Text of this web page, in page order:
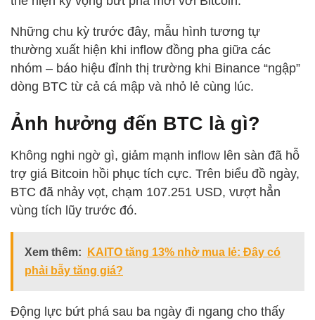
Những chu kỳ trước đây, mẫu hình tương tự
thường xuất hiện khi inflow đồng pha giữa các
nhóm – báo hiệu đỉnh thị trường khi Binance “ngập”
dòng BTC từ cả cá mập và nhỏ lẻ cùng lúc.
Ảnh hưởng đến BTC là gì?
Không nghi ngờ gì, giảm mạnh inflow lên sàn đã hỗ
trợ giá Bitcoin hồi phục tích cực. Trên biểu đồ ngày,
BTC đã nhảy vọt, chạm 107.251 USD, vượt hẳn
vùng tích lũy trước đó.
Xem thêm:
KAITO tăng 13% nhờ mua lẻ: Đây có
phải bẫy tăng giá?
Động lực bứt phá sau ba ngày đi ngang cho thấy